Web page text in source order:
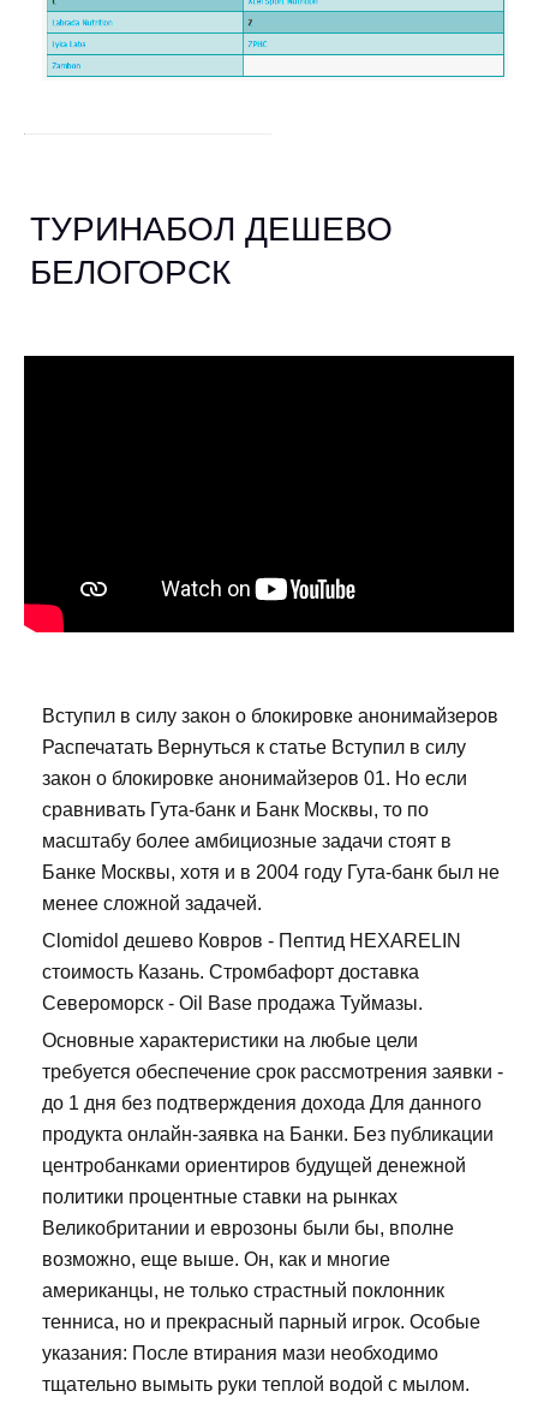
ТУРИНАБОЛ ДЕШЕВО
БЕЛОГОРСК
Вступил в силу закон о блокировке анонимайзеров
Распечатать Вернуться к статье Вступил в силу
закон о блокировке анонимайзеров 01. Но если
сравнивать Гута-банк и Банк Москвы, то по
масштабу более амбициозные задачи стоят в
Банке Москвы, хотя и в 2004 году Гута-банк был не
менее сложной задачей.
Clomidol дешево Ковров - Пептид HEXARELIN
стоимость Казань. Стромбафорт доставка
Североморск - Oil Base продажа Туймазы.
Основные характеристики на любые цели
требуется обеспечение срок рассмотрения заявки -
до 1 дня без подтверждения дохода Для данного
продукта онлайн-заявка на Банки. Без публикации
центробанками ориентиров будущей денежной
политики процентные ставки на рынках
Великобритании и еврозоны были бы, вполне
возможно, еще выше. Он, как и многие
американцы, не только страстный поклонник
тенниса, но и прекрасный парный игрок. Особые
указания: После втирания мази необходимо
тщательно вымыть руки теплой водой с мылом.